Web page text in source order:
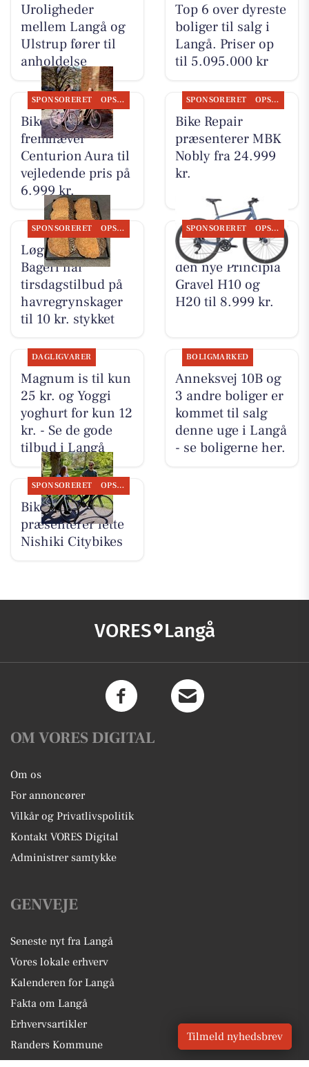
Uroligheder
mellem Langå og
Ulstrup fører til
anholdelse
Top 6 over dyreste
boliger til salg i
Langå. Priser op
til 5.095.000 kr
SPONSORERET OPSLAGSTAVLEN
Bike Repair
fremhæver
Centurion Aura til
vejledende pris på
6.999 kr.
SPONSORERET OPSLAGSTAVLEN
Bike Repair
præsenterer MBK
Nobly fra 24.999
kr.
SPONSORERET OPSLAGSTAVLEN
Løgstørvejens
Bageri har
tirsdagstilbud på
havregrynskager
til 10 kr. stykket
SPONSORERET OPSLAGSTAVLEN
Bike Repair viser
den nye Principia
Gravel H10 og
H20 til 8.999 kr.
DAGLIGVARER
Magnum is til kun
25 kr. og Yoggi
yoghurt for kun 12
kr. - Se de gode
tilbud i Langå
BOLIGMARKED
Anneksvej 10B og
3 andre boliger er
kommet til salg
denne uge i Langå
- se boligerne her.
SPONSORERET OPSLAGSTAVLEN
Bike Repair
præsenterer lette
Nishiki Citybikes
VORES Langå
OM VORES DIGITAL
Om os
For annoncører
Vilkår og Privatlivspolitik
Kontakt VORES Digital
Administrer samtykke
GENVEJE
Seneste nyt fra Langå
Vores lokale erhverv
Kalenderen for Langå
Fakta om Langå
Erhvervsartikler
Randers Kommune
Tilmeld nyhedsbrev